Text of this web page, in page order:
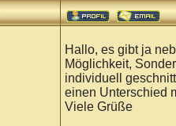
Hallo, es gibt ja
Möglichkeit,
individuell
einen Unterschied
Viele Grüße